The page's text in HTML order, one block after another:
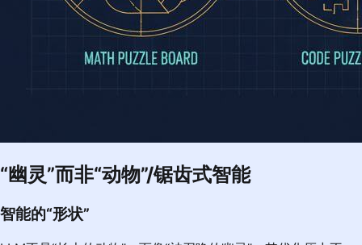
“幽灵”而非“动物”/锯齿式智能
智能的“形状”